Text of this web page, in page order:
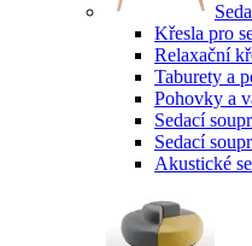
Křesla pro
Relaxační
Taburety a
Pohovky a
Sedací
Sedací
Akustické